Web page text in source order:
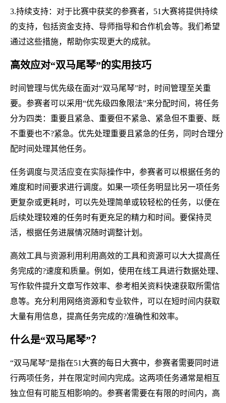
3.持续支持：对于比赛中获奖的参赛者，51大赛将提供持续
的支持，包括资金支持、导师指导和合作机会等。我们希望
通过这些措施，帮助你实现更大的成就。
高效应对“双马尾琴”的实用技巧
时间管理与优先级在面对“双马尾琴”时，时间管理至关重
要。参赛者可以采用“优先级四象限法”来分配时间，将任务
分为四类：重要且紧急、重要但不紧急、紧急但不重要、既
不重要也不?紧急。优先处理重要且紧急的任务，同时合理分
配时间处理其他任务。
任务调度与灵活应变在实际操作中，参赛者可以根据任务的
难度和时间要求进行调度。如果一项任务明显比另一项任务
更复杂或更耗时，可以先处理简单或较轻松的任务，以便在
后续处理较难的任务时有更充足的精力和时间。要保持灵
活，根据任务进展情况随时调整计划。
高效工具与资源利用利用高效的工具和资源可以大大提高任
务完成的?速度和质量。例如，使用在线工具进行数据处理、
写作软件提升文章写作效率、参考相关资料快速获取所需信
息等。充分利用网络资源和专业软件，可以在短时间内获取
大量有用信息，提高任务完成的?准确性和效率。
什么是“双马尾琴”？
“双马尾琴”是指在51大赛的每日大赛中，参赛者需要同时进
行两项任务，并在限定时间内完成。这两项任务通常是相互
独立但有可能互相影响的。参赛者需要在有限的时间内，高